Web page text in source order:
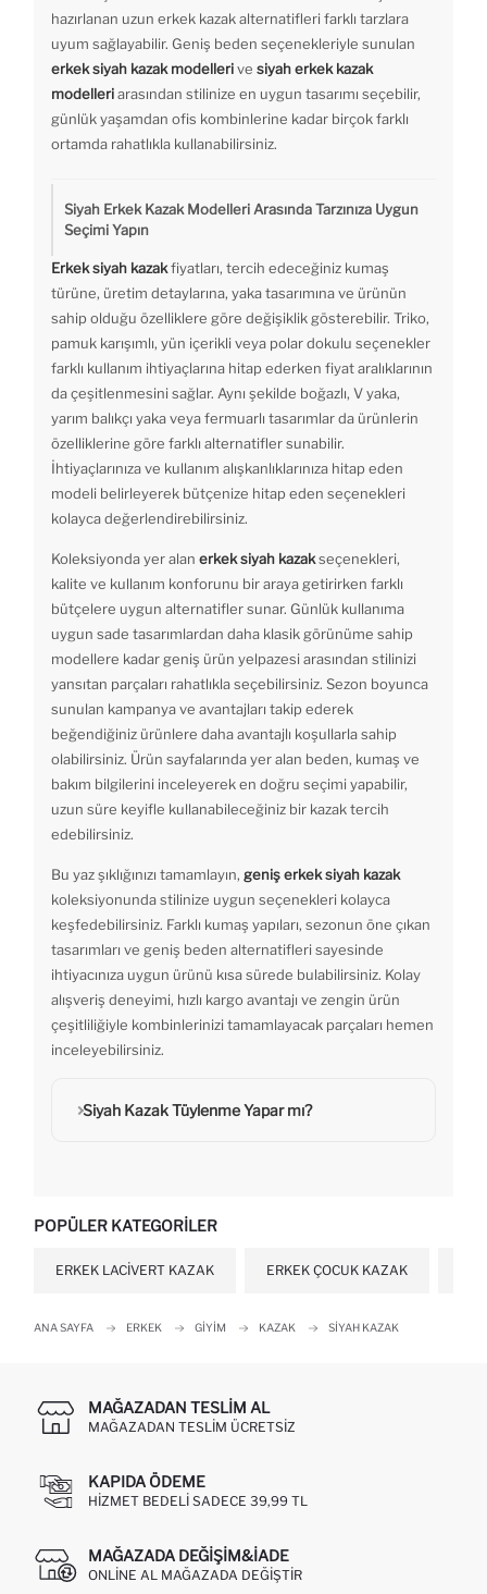
hazırlanan uzun erkek kazak alternatifleri farklı tarzlara
uyum sağlayabilir. Geniş beden seçenekleriyle sunulan
erkek siyah kazak modellerive siyah erkek kazak
modelleriarasından stilinize en uygun tasarımı seçebilir,
günlük yaşamdan ofis kombinlerine kadar birçok farklı
ortamda rahatlıkla kullanabilirsiniz.
Siyah Erkek Kazak Modelleri Arasında Tarzınıza Uygun
Seçimi Yapın
Erkek siyah kazakfiyatları, tercih edeceğiniz kumaş
türüne, üretim detaylarına, yaka tasarımına ve ürünün
sahip olduğu özelliklere göre değişiklik gösterebilir. Triko,
pamuk karışımlı, yün içerikli veya polar dokulu seçenekler
farklı kullanım ihtiyaçlarına hitap ederken fiyat aralıklarının
da çeşitlenmesini sağlar. Aynı şekilde boğazlı, V yaka,
yarım balıkçı yaka veya fermuarlı tasarımlar da ürünlerin
özelliklerine göre farklı alternatifler sunabilir.
İhtiyaçlarınıza ve kullanım alışkanlıklarınıza hitap eden
modeli belirleyerek bütçenize hitap eden seçenekleri
kolayca değerlendirebilirsiniz.
Koleksiyonda yer alan erkek siyah kazakseçenekleri,
kalite ve kullanım konforunu bir araya getirirken farklı
bütçelere uygun alternatifler sunar. Günlük kullanıma
uygun sade tasarımlardan daha klasik görünüme sahip
modellere kadar geniş ürün yelpazesi arasından stilinizi
yansıtan parçaları rahatlıkla seçebilirsiniz. Sezon boyunca
sunulan kampanya ve avantajları takip ederek
beğendiğiniz ürünlere daha avantajlı koşullarla sahip
olabilirsiniz. Ürün sayfalarında yer alan beden, kumaş ve
bakım bilgilerini inceleyerek en doğru seçimi yapabilir,
uzun süre keyifle kullanabileceğiniz bir kazak tercih
edebilirsiniz.
Bu yaz şıklığınızı tamamlayın, geniş erkek siyah kazak
koleksiyonunda stilinize uygun seçenekleri kolayca
keşfedebilirsiniz. Farklı kumaş yapıları, sezonun öne çıkan
tasarımları ve geniş beden alternatifleri sayesinde
ihtiyacınıza uygun ürünü kısa sürede bulabilirsiniz. Kolay
alışveriş deneyimi, hızlı kargo avantajı ve zengin ürün
çeşitliliğiyle kombinlerinizi tamamlayacak parçaları hemen
inceleyebilirsiniz.
Siyah Kazak Tüylenme Yapar mı?
POPÜLER KATEGORILER
ERKEK LACIVERT KAZAK ERKEK ÇOCUK KAZAK
ANA SAYFA ERKEK GIYIM KAZAK SIYAH KAZAK
MAĞAZADAN TESLIM AL
MAĞAZADAN TESLIM ÜCRETSIZ
KAPIDA ÖDEME
HIZMET BEDELI SADECE 39,99 TL
MAĞAZADA DEĞIŞIM&İADE
ONLINE AL MAĞAZADA DEĞIŞTIR